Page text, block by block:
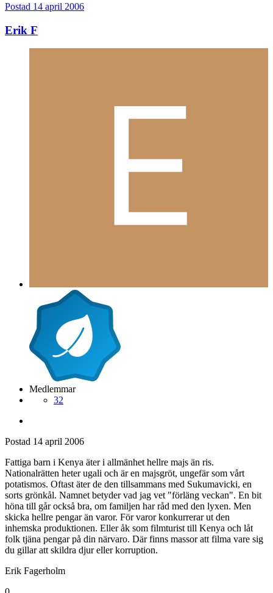
Postad 14 april 2006
Erik F
Medlemmar
32
Postad 14 april 2006
Fattiga barn i Kenya äter i allmänhet hellre majs än ris.
Nationalrätten heter ugali och är en majsgröt, ungefär som vårt
potatismos. Oftast äter de den tillsammans med Sukumavicki, en
sorts grönkål. Namnet betyder vad jag vet "förläng veckan". En bit
höna till går också bra, om familjen har råd med den lyxen. Men
skicka hellre pengar än varor. För varor konkurrerar ut den
inhemska produktionen. Eller åk som filmturist till Kenya och låt
folk tjäna pengar på din närvaro. Där finns massor att filma vare sig
du gillar att skildra djur eller korruption.
Erik Fagerholm